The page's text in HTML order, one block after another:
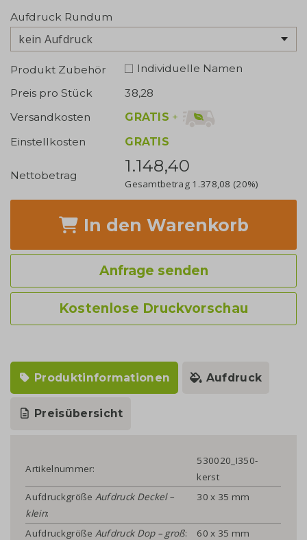
Aufdruck Rundum
kein Aufdruck
Produkt Zubehör
Individuelle Namen
Preis pro Stück
38,28
Versandkosten
GRATIS +
Einstellkosten
GRATIS
Nettobetrag 1.148,40
Gesamtbetrag 1.378,08 (20%)
In den Warenkorb
Anfrage senden
Kostenlose Druckvorschau
Produktinformationen Aufdruck
Preisübersicht
Artikelnummer:
530020_I350-
kerst
Aufdruckgröße Aufdruck Deckel –
klein:
30 x 35 mm
Aufdruckgröße Aufdruck Dop – groß:
60 x 35 mm